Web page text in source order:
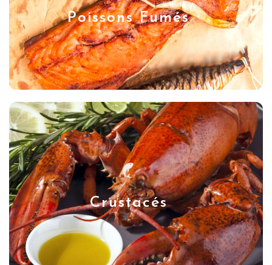
Poissons Fumés
Crustacés